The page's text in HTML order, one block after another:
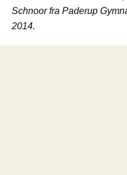
Schnoor fra Paderup
2014.